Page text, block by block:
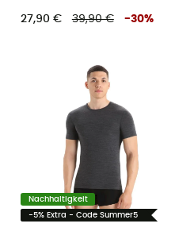
27,90 € 39,90 € -30%
Nachhaltigkeit
-5% Extra - Code Summer5